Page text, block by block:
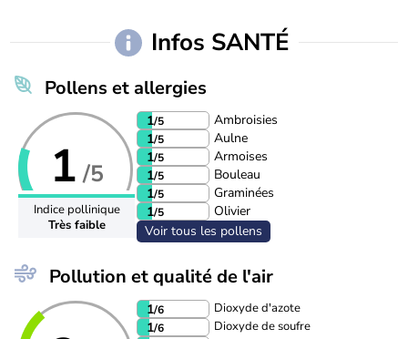
Infos SANTÉ
Pollens et allergies
1 /5
Indice pollinique
Très faible
1/5
Ambroisies
1/5
Aulne
1/5
Armoises
1/5
Bouleau
1/5
Graminées
1/5
Olivier
Voir tous les pollens
Pollution et qualité de l'air
1/6 Dioxyde d'azote
1/6 Dioxyde de soufre